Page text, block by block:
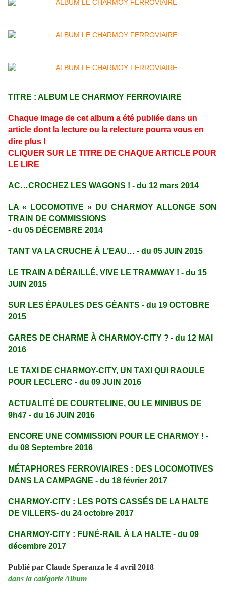
TITRE : ALBUM LE CHARMOY FERROVIAIRE
Chaque image de cet album a été publiée dans un
article dont la lecture ou la relecture pourra vous en
dire plus !
CLIQUER SUR LE TITRE DE CHAQUE ARTICLE POUR
LE LIRE
AC…CROCHEZ LES WAGONS ! - du 12 mars 2014
LA « LOCOMOTIVE » DU CHARMOY ALLONGE SON
TRAIN DE COMMISSIONS
- du 05 DÉCEMBRE 2014
TANT VA LA CRUCHE À L’EAU… - du 05 JUIN 2015
LE TRAIN A DÉRAILLÉ, VIVE LE TRAMWAY ! - du 15
JUIN 2015
SUR LES ÉPAULES DES GÉANTS - du 19 OCTOBRE
2015
GARES DE CHARME À CHARMOY-CITY ? - du 12 MAI
2016
LE TAXI DE CHARMOY-CITY, UN TAXI QUI RAOULE
POUR LECLERC - du 09 JUIN 2016
ACTUALITÉ DE COURTELINE, OU LE MINIBUS DE
9h47 - du 16 JUIN 2016
ENCORE UNE COMMISSION POUR LE CHARMOY ! -
du 08 Septembre 2016
MÉTAPHORES FERROVIAIRES : DES LOCOMOTIVES
DANS LA CAMPAGNE - du 18 février 2017
CHARMOY-CITY : LES POTS CASSÉS DE LA HALTE
DE VILLERS- du 24 octobre 2017
CHARMOY-CITY : FUNÉ-RAIL À LA HALTE - du 09
décembre 2017
Publié par Claude Speranza le 4 avril 2018
dans la catégorie Album